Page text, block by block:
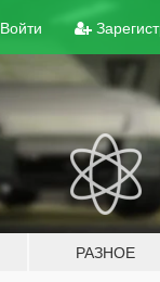
Войти
РАЗНОЕ